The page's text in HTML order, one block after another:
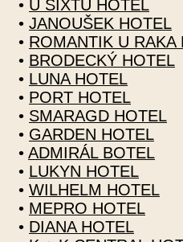
• U SIXTŮ HOTEL
• JANOUŠEK HOTEL
• ROMANTIK U RAKA
• BRODECKÝ HOTEL
• LUNA HOTEL
• PORT HOTEL
• SMARAGD HOTEL
• GARDEN HOTEL
• ADMIRÁL BOTEL
• LUKYN HOTEL
• WILHELM HOTEL
• MEPRO HOTEL
• DIANA HOTEL